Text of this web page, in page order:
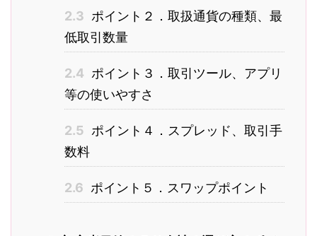
2.3 ポイント２．取扱通貨の種類、最
低取引数量
2.4 ポイント３．取引ツール、アプリ
等の使いやすさ
2.5 ポイント４．スプレッド、取引手
数料
2.6 ポイント５．スワップポイント